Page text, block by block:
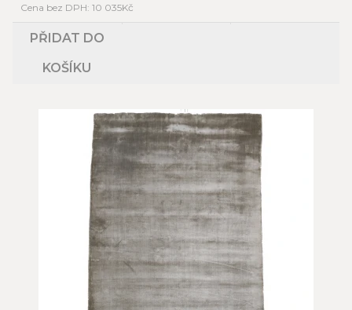
Cena bez DPH: 10 035Kč
PŘIDAT DO
KOŠÍKU